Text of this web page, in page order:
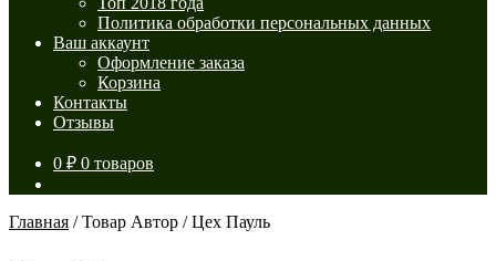
Политика обработки персональных данных
Ваш аккаунт
Оформление заказа
Корзина
Контакты
Отзывы
0 ₽ 0 товаров
Главная /Товар Автор /Цех Пауль